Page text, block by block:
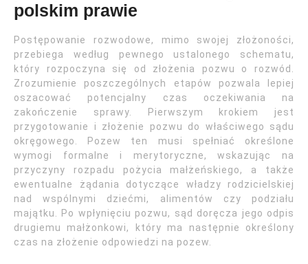
polskim prawie
Postępowanie rozwodowe, mimo swojej złożoności,
przebiega według pewnego ustalonego schematu,
który rozpoczyna się od złożenia pozwu o rozwód.
Zrozumienie poszczególnych etapów pozwala lepiej
oszacować potencjalny czas oczekiwania na
zakończenie sprawy. Pierwszym krokiem jest
przygotowanie i złożenie pozwu do właściwego sądu
okręgowego. Pozew ten musi spełniać określone
wymogi formalne i merytoryczne, wskazując na
przyczyny rozpadu pożycia małżeńskiego, a także
ewentualne żądania dotyczące władzy rodzicielskiej
nad wspólnymi dziećmi, alimentów czy podziału
majątku. Po wpłynięciu pozwu, sąd doręcza jego odpis
drugiemu małżonkowi, który ma następnie określony
czas na złożenie odpowiedzi na pozew.